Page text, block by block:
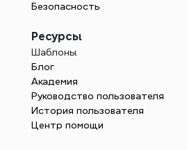
Безопасность
Ресурсы
Шаблоны
Блог
Академия
Руководство пользователя
История пользователя
Центр помощи